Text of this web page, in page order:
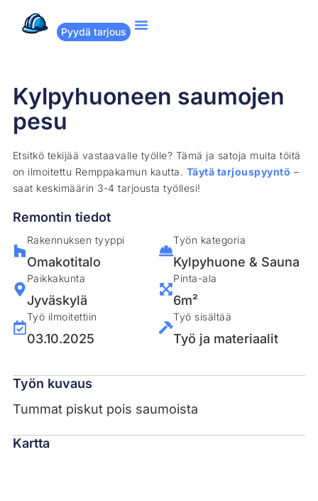
Pyydä tarjous
Kylpyhuoneen saumojen
pesu
Etsitkö tekijää vastaavalle työlle? Tämä ja satoja muita töitä
on ilmoitettu Remppakamun kautta. Täytä tarjouspyyntö –
saat keskimäärin 3-4 tarjousta työllesi!
Remontin tiedot
Rakennuksen tyyppi
Omakotitalo
Paikkakunta
Jyväskylä
Työ ilmoitettiin
03.10.2025
Työn kategoria
Kylpyhuone & Sauna
Pinta-ala
6m²
Työ sisältää
Työ ja materiaalit
Työn kuvaus
Tummat piskut pois saumoista
Kartta